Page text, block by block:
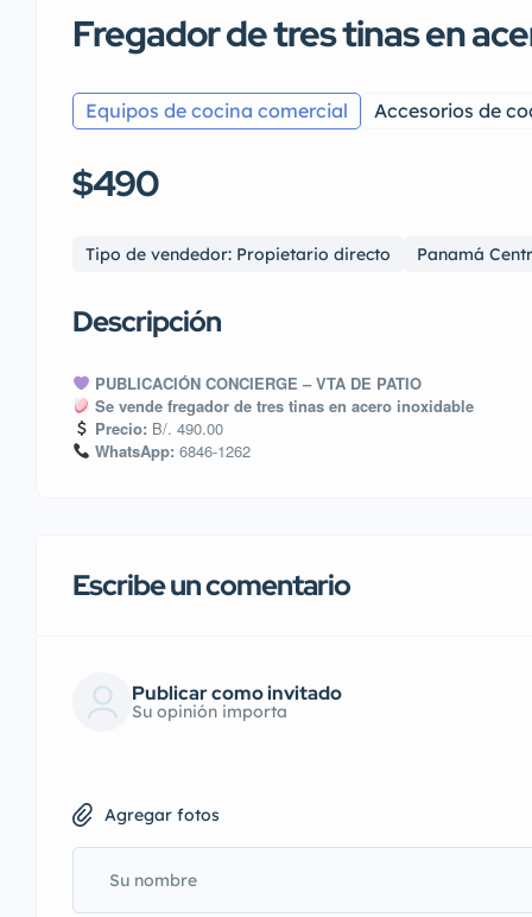
Fregador de tres tinas en
Equipos de cocina comercial Accesorios de
$490
Tipo de vendedor: Propietario directo Panamá
Descripción
PUBLICACIÓN CONCIERGE – VTA DE PATIO
Se vende fregador de tres tinas en acero inoxidable
Precio: B/. 490.00
WhatsApp: 6846-1262
Escribe un comentario
Publicar como invitado
Su opinión importa
Agregar fotos